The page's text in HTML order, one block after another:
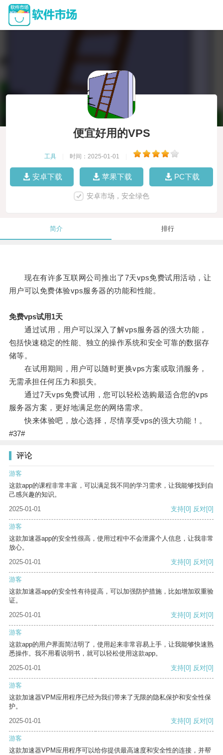
便宜好用的VPS
工具 时间：2025-01-01
安卓下载 苹果下载 PC下载
安卓市场，安全绿色
简介 排行
现在有许多互联网公司推出了7天vps免费试用活动，让
用户可以免费体验vps服务器的功能和性能。
免费vps试用1天
通过试用，用户可以深入了解vps服务器的强大功能，
包括快速稳定的性能、独立的操作系统和安全可靠的数据存
储等。
在试用期间，用户可以随时更换vps方案或取消服务，
无需承担任何压力和损失。
通过7天vps免费试用，您可以轻松选购最适合您的vps
服务器方案，更好地满足您的网络需求。
快来体验吧，放心选择，尽情享受vps的强大功能！。
#37#
评论
游客
这款app的课程非常丰富，可以满足我不同的学习需求，让我能够找到自
己感兴趣的知识。
2025-01-01
支持[0] 反对[0]
游客
这款加速器app的安全性很高，使用过程中不会泄露个人信息，让我非常
放心。
2025-01-01
支持[0] 反对[0]
游客
这款加速器app的安全性有待提高，可以加强防护措施，比如增加双重验
证。
2025-01-01
支持[0] 反对[0]
游客
这款app的用户界面简洁明了，使用起来非常容易上手，让我能够快速熟
悉操作。我不用看说明书，就可以轻松使用这款app。
2025-01-01
支持[0] 反对[0]
游客
这款加速器VPM应用程序已经为我们带来了无限的隐私保护和安全性保
护。
2025-01-01
支持[0] 反对[0]
游客
这款加速器VPM应用程序可以给你提供最高速度和安全性的连接，并帮